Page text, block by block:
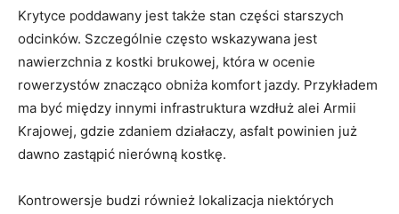
Krytyce poddawany jest także stan części starszych
odcinków. Szczególnie często wskazywana jest
nawierzchnia z kostki brukowej, która w ocenie
rowerzystów znacząco obniża komfort jazdy. Przykładem
ma być między innymi infrastruktura wzdłuż alei Armii
Krajowej, gdzie zdaniem działaczy, asfalt powinien już
dawno zastąpić nierówną kostkę.
Kontrowersje budzi również lokalizacja niektórych